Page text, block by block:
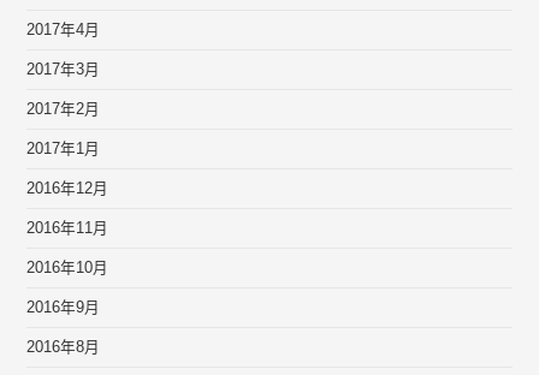
2017年4月
2017年3月
2017年2月
2017年1月
2016年12月
2016年11月
2016年10月
2016年9月
2016年8月